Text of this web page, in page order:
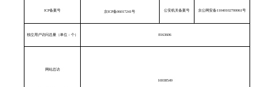
ICP备案号 京ICP备06017241号 公安机关备案号 京公网安备11040102700061号
独立用户访问总量（单位：个） 8163606
网站总访
16938549